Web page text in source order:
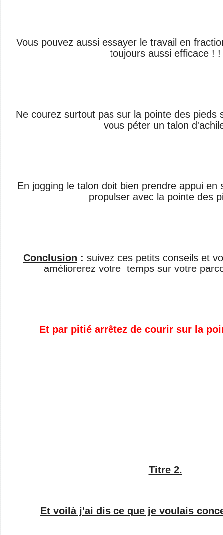
Vous pouvez aussi essayer le travail en
toujours aussi efficace ! !
Ne courez surtout pas sur la pointe des pieds
vous péter un talon
En jogging le talon doit bien prendre appui en
propulser avec la pointe des
Conclusion : suivez ces petits conseils et
améliorerez votre temps sur votre
Et par pitié arrêtez de courir sur la
Titre 2.
Et voilà j'ai dis ce que je voulais